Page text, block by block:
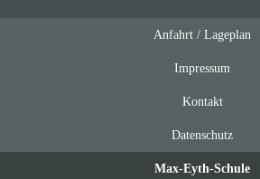
Anfahrt / Lageplan
Impressum
Kontakt
Datenschutz
Feeds oben
Max-Eyth-Schule